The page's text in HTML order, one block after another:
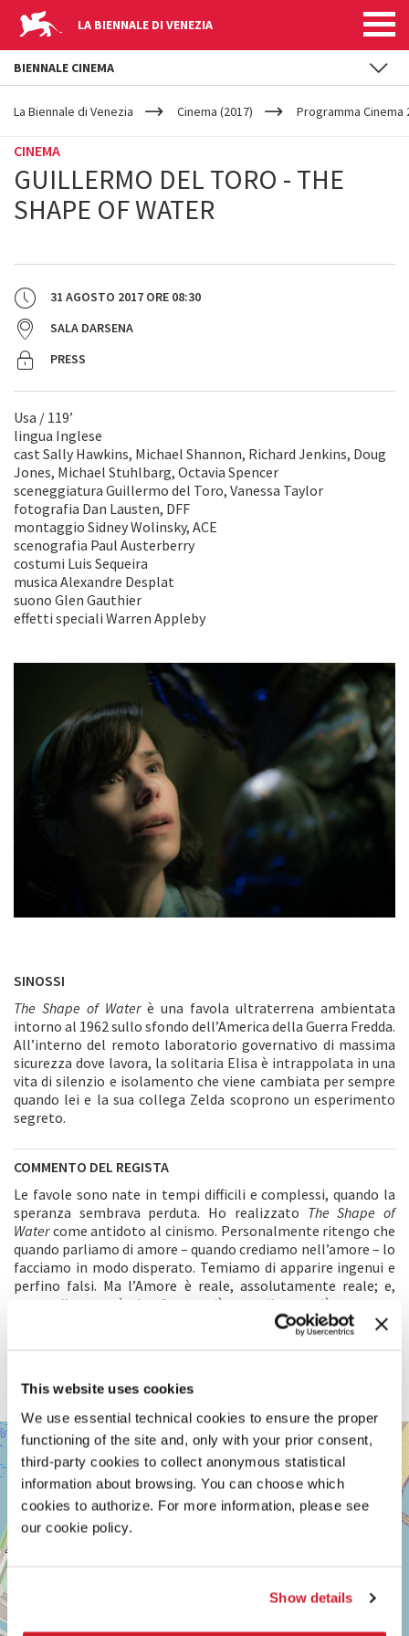
This website uses cookies
We use essential technical cookies to ensure the proper
functioning of the site and, only with your prior consent,
third-party cookies to collect anonymous statistical
information about browsing. You can choose which
cookies to authorize. For more information, please see
our cookie policy.
Show details
LA BIENNALE DI VENEZIA
YOUR
ARE
La Biennale di Venezia Cinema (2017) Programma
CINEMA
GUILLERMO DEL TORO - THE
SHAPE OF WATER
31 AGOSTO 2017 ORE 08:30
SALA DARSENA
PRESS
Usa / 119’
lingua Inglese
cast Sally Hawkins, Michael Shannon, Richard Jenkins, Doug
Jones, Michael Stuhlbarg, Octavia Spencer
sceneggiatura Guillermo del Toro, Vanessa Taylor
fotografia Dan Lausten, DFF
montaggio Sidney Wolinsky, ACE
scenografia Paul Austerberry
costumi Luis Sequeira
musica Alexandre Desplat
suono Glen Gauthier
effetti speciali Warren Appleby
SINOSSI
The Shape of Waterè una favola ultraterrena ambientata
intorno al 1962 sullo sfondo dell’America della Guerra Fredda.
All’interno del remoto laboratorio governativo di massima
sicurezza dove lavora, la solitaria Elisa è intrappolata in una
vita di silenzio e isolamento che viene cambiata per sempre
quando lei e la sua collega Zelda scoprono un esperimento
segreto.
COMMENTO DEL REGISTA
Le favole sono nate in tempi difficili e complessi, quando la
speranza sembrava perduta. Ho realizzato The Shape of
Watercome antidoto al cinismo. Personalmente ritengo che
quando parliamo di amore – quando crediamo nell’amore – lo
facciamo in modo disperato. Temiamo di apparire ingenui e
perfino falsi. Ma l’Amore è reale, assolutamente reale; e,
come l’acqua, è la forza più gentile e più potente
dell’Universo. È libero e senza forma fino a quando non
fluisce nel soggetto al quale è destinato, fino a quando non
qualsiasi forma arrivi a noi.
SALA
DARSENA
LUNGOMARE
MARCONI
30126
LIDO
DI
VENEZIA
TEL.
0415218711
info@labiennale.org
BIENNALE CINEMA